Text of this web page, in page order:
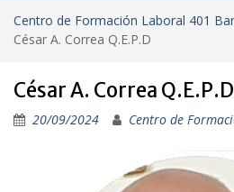
Centro de Formación Laboral 401
César A. Correa Q.E.P.D
César A. Correa Q.E.P.D
20/09/2024 Centro de